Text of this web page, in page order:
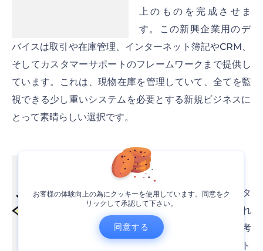
上のものを完成させま
す。この新興企業用のデ
バイスは取引や在庫管理、インターネット簿記やCRM、
そしてカスタマーサポートのフレームワークまで提供し
ています。これは、現物在庫を管理していて、全てを監
視できる少し重いシステムを必要とする新規ビジネスに
とって素晴らしい選択です。
Post-it Plus
説明:Post-it Plusはスタ
ートアップにとって優れ
た生産性向上ツールと考
えられています。ポスト
お客様の体験向上の為にクッキーを使用しています。同意をク
リックして承認して下さい。
同意する